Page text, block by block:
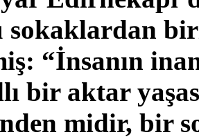
sokaklardan
“İnsanın
bir aktar
midir, bir